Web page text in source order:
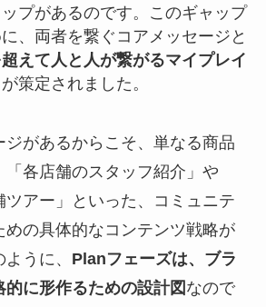
プがあるのです。このギャップ
、両者を繋ぐコアメッセージと
えて人と人が繋がるマイプレイ
が策定されました。
ジがあるからこそ、単なる商品
「各店舗のスタッフ紹介」や
ツアー」といった、コミュニテ
めの具体的なコンテンツ戦略が
うに、 Planフェーズは、ブラ
的に形作るための設計図 なので